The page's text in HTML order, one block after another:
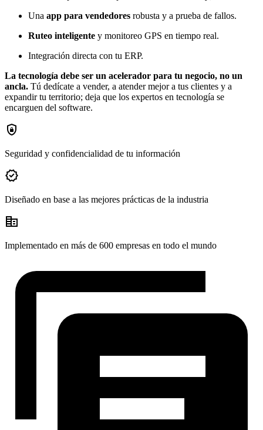
Una app para vendedores robusta y a prueba de fallos.
Ruteo inteligente y monitoreo GPS en tiempo real.
Integración directa con tu ERP.
La tecnología debe ser un acelerador para tu negocio, no un
ancla. Tú dedícate a vender, a atender mejor a tus clientes y a
expandir tu territorio; deja que los expertos en tecnología se
encarguen del software.
shield_lock
Seguridad y confidencialidad de tu información
verified
Diseñado en base a las mejores prácticas de la industria
corporate_fare
Implementado en más de 600 empresas en todo el mundo